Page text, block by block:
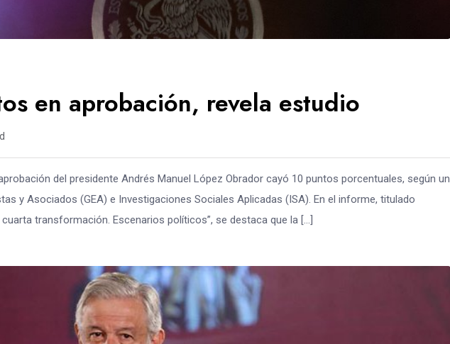
en aprobación, revela estudio
del presidente Andrés Manuel López Obrador cayó 10 puntos porcentuales, según un
y Asociados (GEA) e Investigaciones Sociales Aplicadas (ISA). En el informe, titulado
transformación. Escenarios políticos”, se destaca que la […]